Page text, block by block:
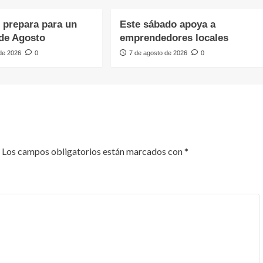
para un
Agosto
2026 0
Este sábado apoya a
emprendedores locales
7 de agosto de 2026 0
Los campos obligatorios están marcados con*